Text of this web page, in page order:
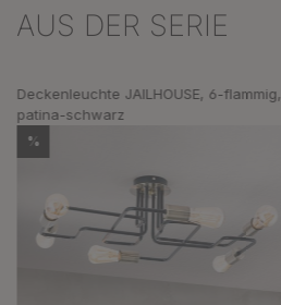
Produktgalerie überspringen
AUS DER SERIE
Deckenleuchte JAILHOUSE, 6-flammig,
patina-schwarz
%